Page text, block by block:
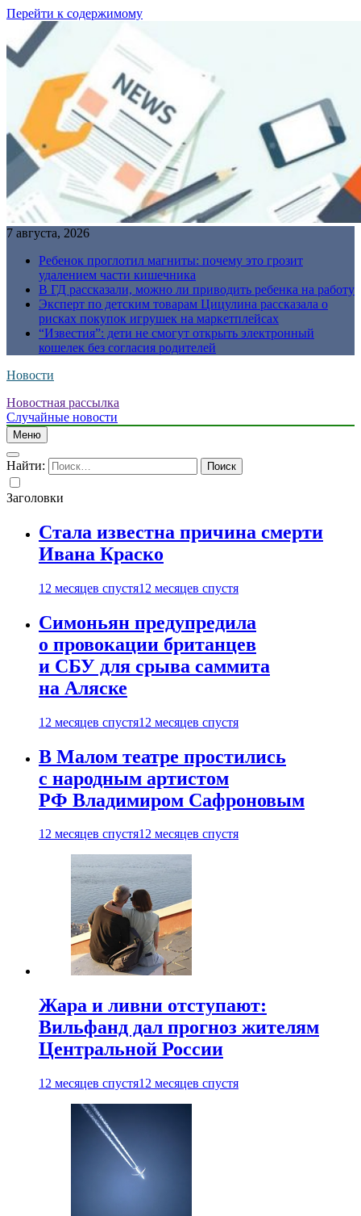
Перейти к содержимому
7 августа, 2026
Ребенок проглотил магниты: почему это грозит
удалением части кишечника
В ГД рассказали, можно ли приводить ребенка на работу
Эксперт по детским товарам Цицулина рассказала о
рисках покупок игрушек на маркетплейсах
“Известия”: дети не смогут открыть электронный
кошелек без согласия родителей
Новости
Новостная рассылка
Случайные новости
Меню
Найти:
Заголовки
Стала известна причина смерти
Ивана Краско
12 месяцев спустя12 месяцев спустя
Симоньян предупредила
о провокации британцев
и СБУ для срыва саммита
на Аляске
12 месяцев спустя12 месяцев спустя
В Малом театре простились
с народным артистом
РФ Владимиром Сафроновым
12 месяцев спустя12 месяцев спустя
Жара и ливни отступают:
Вильфанд дал прогноз жителям
Центральной России
12 месяцев спустя12 месяцев спустя